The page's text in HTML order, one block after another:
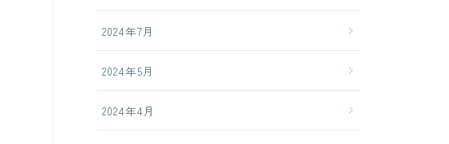
2024年7月
2024年5月
2024年4月